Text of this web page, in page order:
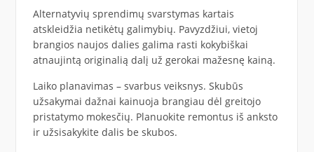
Alternatyvių sprendimų svarstymas kartais
atskleidžia netikėtų galimybių. Pavyzdžiui, vietoj
brangios naujos dalies galima rasti kokybiškai
atnaujintą originalią dalį už gerokai mažesnę kainą.
Laiko planavimas – svarbus veiksnys. Skubūs
užsakymai dažnai kainuoja brangiau dėl greitojo
pristatymo mokesčių. Planuokite remontus iš anksto
ir užsisakykite dalis be skubos.